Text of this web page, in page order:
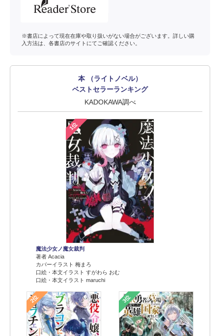
※書店によって現在在庫や取り扱いがない場合がございます。詳しい購
入方法は、各書店のサイトにてご確認ください。
本 （ライトノベル）
ベストセラーランキング
KADOKAWA調べ
1位
魔法少女ノ魔女裁判
著者 Acacia
カバーイラスト 梅まろ
口絵・本文イラスト すがわら おむ
口絵・本文イラスト maruchi
2位 3位